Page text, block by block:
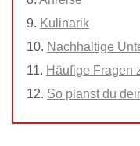
Kulinarik
Nachhaltige
Häufige Fragen
So planst du